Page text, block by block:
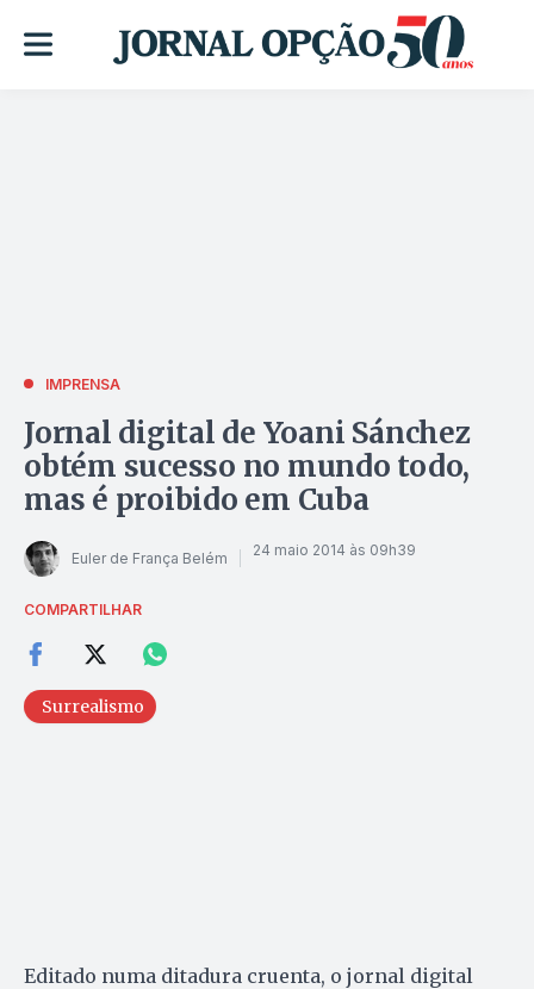
IMPRENSA
Jornal digital de Yoani Sánchez
obtém sucesso no mundo todo,
mas é proibido em Cuba
Euler de França Belém 24 maio 2014 às 09h39
COMPARTILHAR
Surrealismo
Editado numa ditadura cruenta, o jornal digital